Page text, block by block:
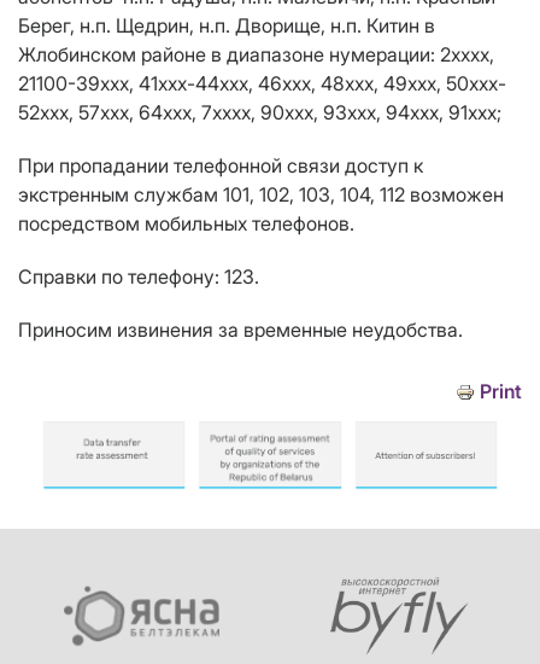
Берег, н.п. Щедрин, н.п. Дворище, н.п. Китин в
Жлобинском районе в диапазоне нумерации: 2хххх,
21100-39ххх, 41xxx-44ххх, 46xxх, 48xxx, 49xxx, 50xxx-
52xxx, 57ххх, 64xxx, 7хxxx, 90ххх, 93xxx, 94xxx, 91ххх;
При пропадании телефонной связи доступ к
экстренным службам 101, 102, 103, 104, 112 возможен
посредством мобильных телефонов.
Справки по телефону: 123.
Приносим извинения за временные неудобства.
Print